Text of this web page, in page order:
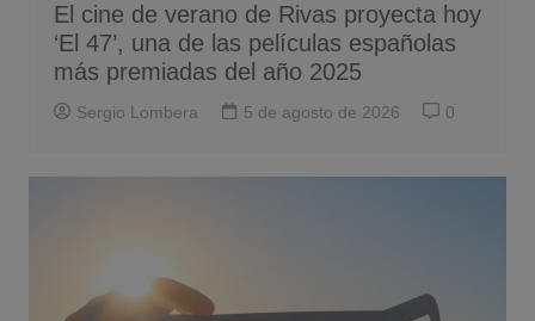
El cine de verano de Rivas proyecta hoy
‘El 47’, una de las películas españolas
más premiadas del año 2025
Sergio Lombera 5 de agosto de 2026 0